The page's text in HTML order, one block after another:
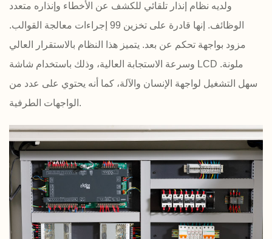
ولديه نظام إنذار تلقائي للكشف عن الأخطاء وإنذاره متعدد
الوظائف. إنها قادرة على تخزين 99 إجراءات معالجة القوالب.
مزود بواجهة تحكم عن بعد. يتميز هذا النظام بالاستقرار العالي
وسرعة الاستجابة العالية، وذلك باستخدام شاشة LCD ملونة.
سهل التشغيل لواجهة الإنسان والآلة، كما أنه يحتوي على عدد من
الواجهات الطرفية.